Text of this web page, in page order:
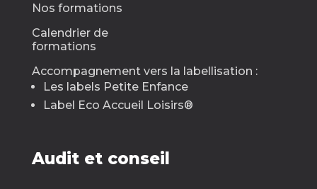
Nos formations
Calendrier de
formations
Accompagnement vers la labellisation :
Les labels Petite Enfance
Label Eco Accueil Loisirs®
Audit et conseil